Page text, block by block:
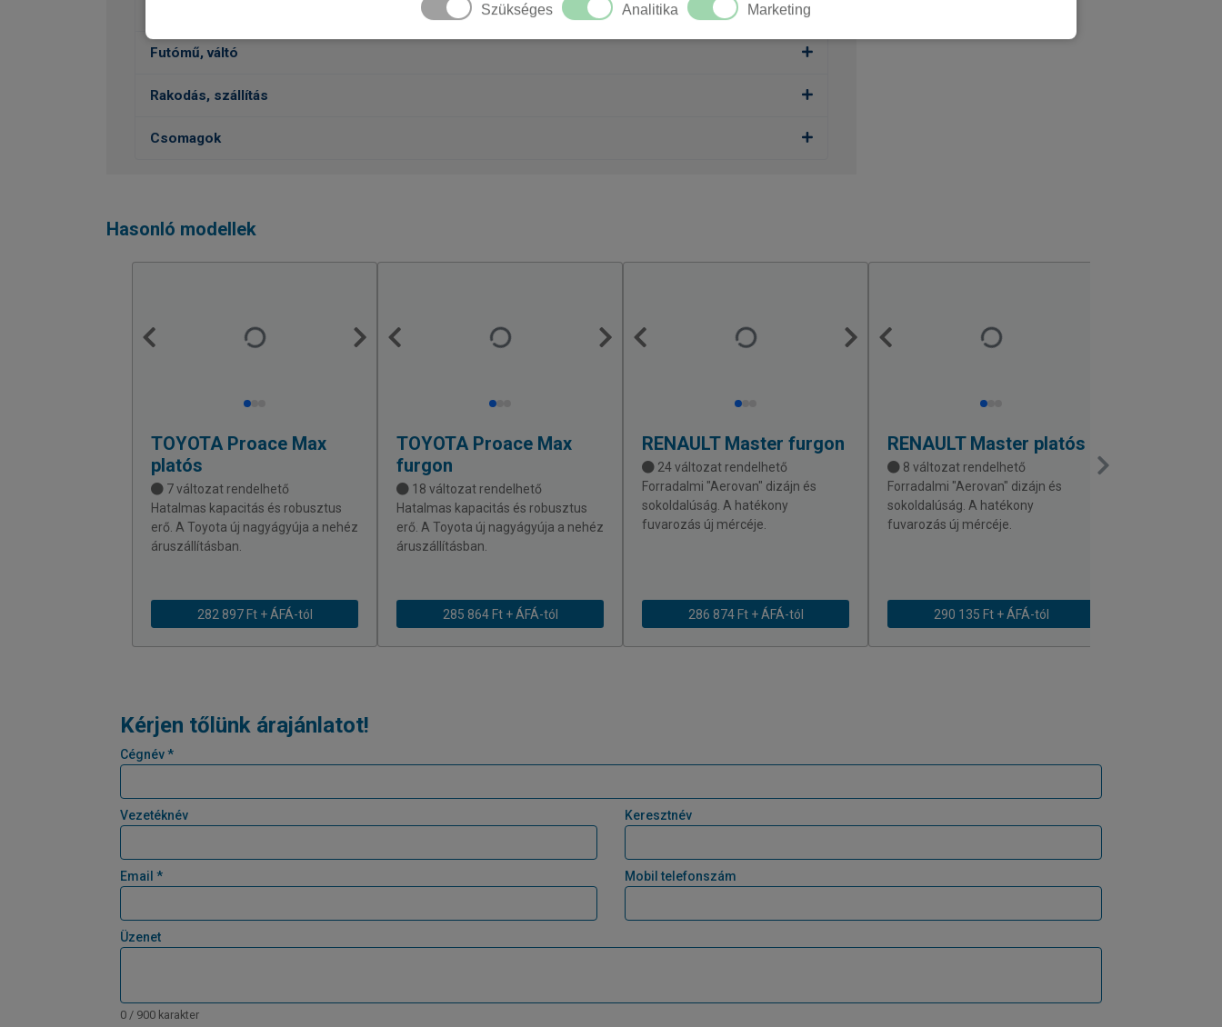
Szükséges Analitika Marketing
Futómű, váltó
Rakodás, szállítás
Csomagok
Hasonló modellek
TOYOTA Proace Max
platós
7 változat rendelhető
Hatalmas kapacitás és robusztus
erő. A Toyota új nagyágyúja a nehéz
áruszállításban.
282 897 Ft + ÁFÁ-tól
TOYOTA Proace Max
furgon
18 változat rendelhető
Hatalmas kapacitás és robusztus
erő. A Toyota új nagyágyúja a nehéz
áruszállításban.
285 864 Ft + ÁFÁ-tól
RENAULTMaster furgon
24 változat rendelhető
Forradalmi "Aerovan" dizájn és
sokoldalúság. A hatékony
fuvarozás új mércéje.
286 874 Ft + ÁFÁ-tól
RENAULTMaster platós
8 változat rendelhető
Forradalmi "Aerovan" dizájn és
sokoldalúság. A hatékony
fuvarozás új mércéje.
290 135 Ft + ÁFÁ-tól
Kérjen tőlünk árajánlatot!
Cégnév *
Vezetéknév Keresztnév
Email * Mobil telefonszám
Üzenet
0 / 900 karakter